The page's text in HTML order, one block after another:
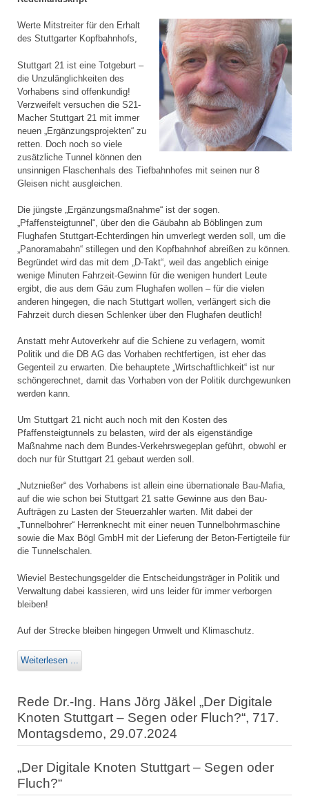
Werte Mitstreiter für den Erhalt
des Stuttgarter Kopfbahnhofs,
Stuttgart 21 ist eine Totgeburt –
die Unzulänglichkeiten des
Vorhabens sind offenkundig!
Verzweifelt versuchen die S21-
Macher Stuttgart 21 mit immer
neuen „Ergänzungsprojekten“ zu
retten. Doch noch so viele
zusätzliche Tunnel können den
unsinnigen Flaschenhals des Tiefbahnhofes mit seinen nur 8
Gleisen nicht ausgleichen.
Die jüngste „Ergänzungsmaßnahme“ ist der sogen.
„Pfaffensteigtunnel“, über den die Gäubahn ab Böblingen zum
Flughafen Stuttgart-Echterdingen hin umverlegt werden soll, um die
„Panoramabahn“ stillegen und den Kopfbahnhof abreißen zu können.
Begründet wird das mit dem „D-Takt“, weil das angeblich einige
wenige Minuten Fahrzeit-Gewinn für die wenigen hundert Leute
ergibt, die aus dem Gäu zum Flughafen wollen – für die vielen
anderen hingegen, die nach Stuttgart wollen, verlängert sich die
Fahrzeit durch diesen Schlenker über den Flughafen deutlich!
Anstatt mehr Autoverkehr auf die Schiene zu verlagern, womit
Politik und die DB AG das Vorhaben rechtfertigen, ist eher das
Gegenteil zu erwarten. Die behauptete „Wirtschaftlichkeit“ ist nur
schöngerechnet, damit das Vorhaben von der Politik durchgewunken
werden kann.
Um Stuttgart 21 nicht auch noch mit den Kosten des
Pfaffensteigtunnels zu belasten, wird der als eigenständige
Maßnahme nach dem Bundes-Verkehrswegeplan geführt, obwohl er
doch nur für Stuttgart 21 gebaut werden soll.
„Nutznießer“ des Vorhabens ist allein eine übernationale Bau-Mafia,
auf die wie schon bei Stuttgart 21 satte Gewinne aus den Bau-
Aufträgen zu Lasten der Steuerzahler warten. Mit dabei der
„Tunnelbohrer“ Herrenknecht mit einer neuen Tunnelbohrmaschine
sowie die Max Bögl GmbH mit der Lieferung der Beton-Fertigteile für
die Tunnelschalen.
Wieviel Bestechungsgelder die Entscheidungsträger in Politik und
Verwaltung dabei kassieren, wird uns leider für immer verborgen
bleiben!
Auf der Strecke bleiben hingegen Umwelt und Klimaschutz.
Weiterlesen ...
Rede Dr.-Ing. Hans Jörg Jäkel „Der Digitale
Knoten Stuttgart – Segen oder Fluch?“, 717.
Montagsdemo, 29.07.2024
„Der Digitale Knoten Stuttgart – Segen oder
Fluch?“